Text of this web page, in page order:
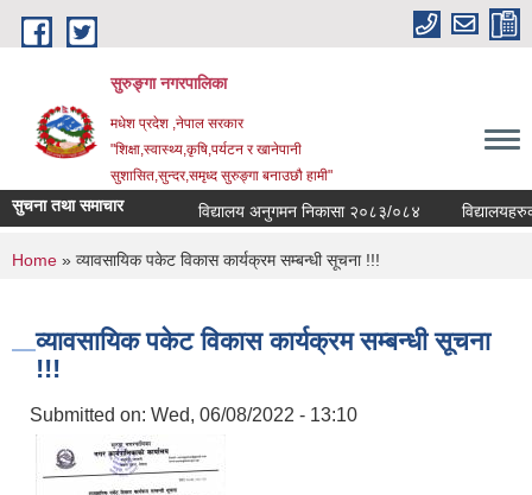
Skip to main content
सुरुङ्‍गा नगरपालिका
मधेश प्रदेश ,नेपाल सरकार
"शिक्षा,स्वास्थ्य,कृषि,पर्यटन र खानेपानी
सुशासित,सुन्दर,समृध्द सुरुङ्गा बनाउछौ हामी"
सुचना तथा समाचार विद्यालय अनुगमन निकासा २०८३/०८४
You are here
Home » व्यावसायिक पकेट विकास कार्यक्रम सम्बन्धी सूचना !!!
व्यावसायिक पकेट विकास कार्यक्रम सम्बन्धी सूचना
!!!
Submitted on: Wed, 06/08/2022 - 13:10